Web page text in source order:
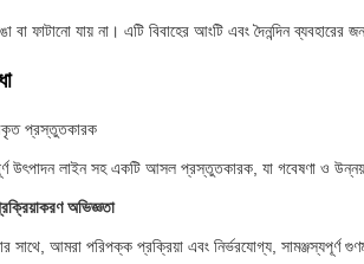
বা ফাটানো যায় না। এটি বিবাহের আংটি এবং দৈনন্দিন
প্রস্তুতকারক
উৎপাদন লাইন সহ একটি আসল প্রস্তুতকারক, যা গবেষণা ও উন্নয়ন
অভিজ্ঞতা
সাথে, আমরা পরিপক্ক প্রক্রিয়া এবং নির্ভরযোগ্য, সামঞ্জস্যপূর্ণ